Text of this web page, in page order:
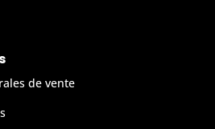
de vente